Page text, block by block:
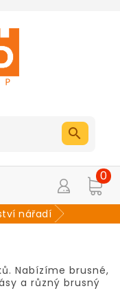
0
nářadí
Nabízíme brusné,
a různý brusný